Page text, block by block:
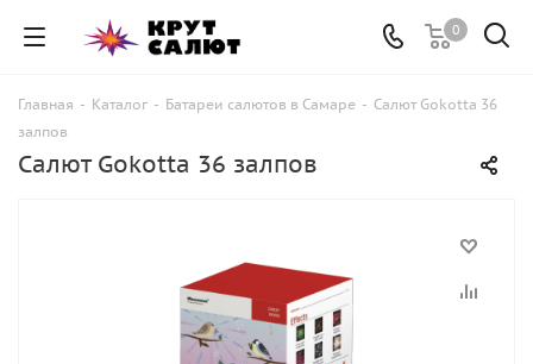
0
Главная - Каталог - Батареи салютов в Самаре - Салют Gokotta 36
залпов
Салют Gokotta 36 залпов